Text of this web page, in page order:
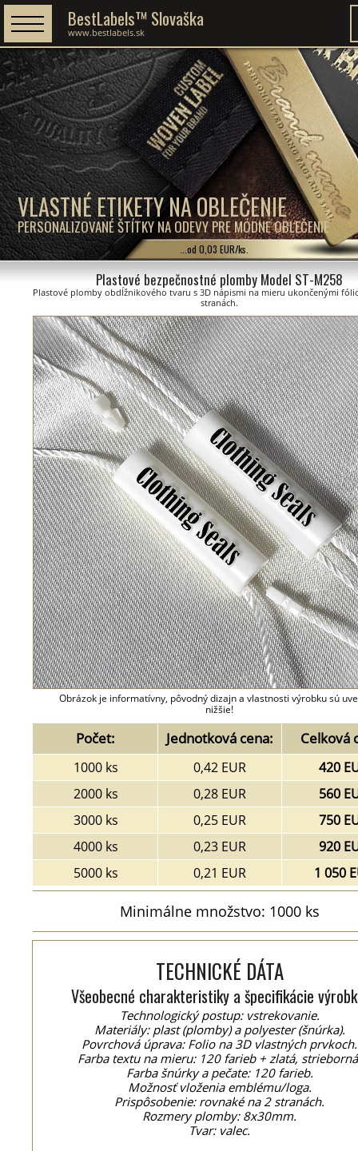
VLASTNÉ ETIKETY NA OBLEČENIE
PERSONALIZOVANÉ ŠTÍTKY NA ODEVY PRE MÓDNE OBLEČENIE
BestLabels™ Slovaška
www.bestlabels.sk
...od 0,03 EUR/ks.
Plastové bezpečnostné plomby Model ST-M258
Plastové plomby obdĺžnikového tvaru s 3D nápismi na mieru ukončenými
stranách.
Obrázok je informatívny, pôvodný dizajn a vlastnosti výrobku sú
nižšie!
Počet: Jednotková cena: Celková
1000 ks 0,42 EUR
420
2000 ks
0,28 EUR
560
3000 ks
0,25 EUR
750
4000 ks
0,23 EUR
920
5000 ks
0,21 EUR 1 050
Minimálne množstvo: 1000 ks
TECHNICKÉ DÁTA
Všeobecné charakteristiky a špecifikácie
Technologický postup: vstrekovanie.
Materiály: plast (plomby) a polyester (šnúrka).
Povrchová úprava: Folio na 3D vlastných prvkoch.
Farba textu na mieru: 120 farieb + zlatá,
Farba šnúrky a pečate: 120 farieb.
Možnosť vloženia emblému/loga.
Prispôsobenie: rovnaké na 2 stranách.
Rozmery plomby: 8x30mm.
Tvar: valec.